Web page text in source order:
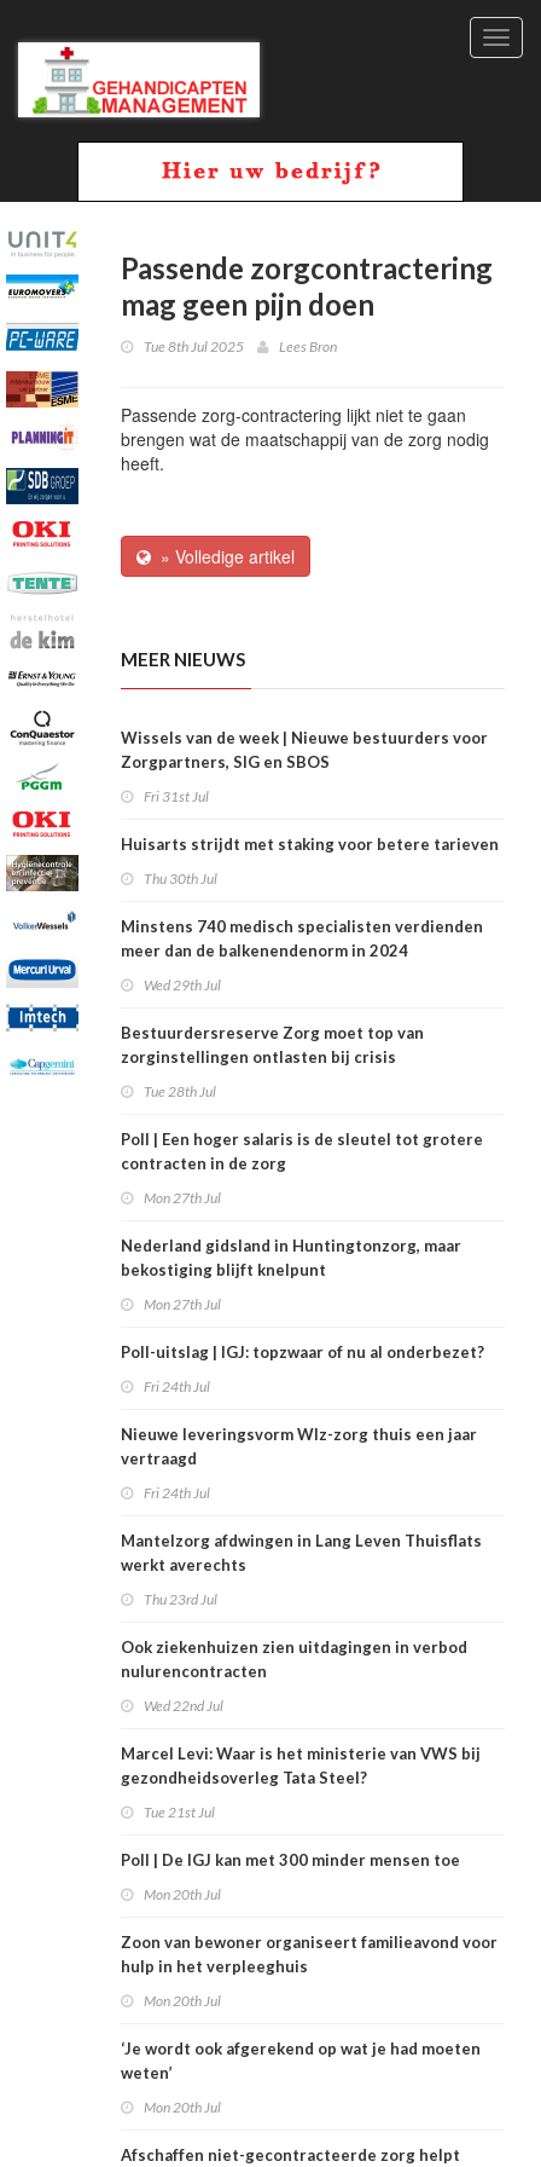
Passende zorgcontractering
mag geen pijn doen
Tue 8th Jul 2025 Lees Bron
Passende zorg-contractering lijkt niet te gaan
brengen wat de maatschappij van de zorg nodig
heeft.
» Volledige artikel
MEER NIEUWS
Wissels van de week | Nieuwe bestuurders voor
Zorgpartners, SIG en SBOS
Fri 31st Jul
Huisarts strijdt met staking voor betere tarieven
Thu 30th Jul
Minstens 740 medisch specialisten verdienden
meer dan de balkenendenorm in 2024
Wed 29th Jul
Bestuurdersreserve Zorg moet top van
zorginstellingen ontlasten bij crisis
Tue 28th Jul
Poll | Een hoger salaris is de sleutel tot grotere
contracten in de zorg
Mon 27th Jul
Nederland gidsland in Huntingtonzorg, maar
bekostiging blijft knelpunt
Mon 27th Jul
Poll-uitslag | IGJ: topzwaar of nu al onderbezet?
Fri 24th Jul
Nieuwe leveringsvorm Wlz-zorg thuis een jaar
vertraagd
Fri 24th Jul
Mantelzorg afdwingen in Lang Leven Thuisflats
werkt averechts
Thu 23rd Jul
Ook ziekenhuizen zien uitdagingen in verbod
nulurencontracten
Wed 22nd Jul
Marcel Levi: Waar is het ministerie van VWS bij
gezondheidsoverleg Tata Steel?
Tue 21st Jul
Poll | De IGJ kan met 300 minder mensen toe
Mon 20th Jul
Zoon van bewoner organiseert familieavond voor
hulp in het verpleeghuis
Mon 20th Jul
‘Je wordt ook afgerekend op wat je had moeten
weten’
Mon 20th Jul
Afschaffen niet-gecontracteerde zorg helpt